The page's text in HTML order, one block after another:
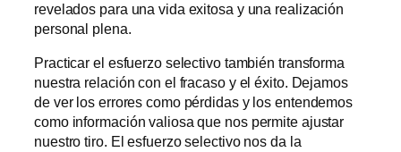
revelados para una vida exitosa y una realización
personal plena.
Practicar el esfuerzo selectivo también transforma
nuestra relación con el fracaso y el éxito. Dejamos
de ver los errores como pérdidas y los entendemos
como información valiosa que nos permite ajustar
nuestro tiro. El esfuerzo selectivo nos da la